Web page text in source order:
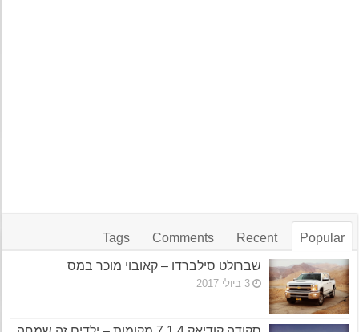
Popular
Recent
Comments
Tags
שברולט סילברדו – קאובוי מוכר במס
3 ביולי 2017